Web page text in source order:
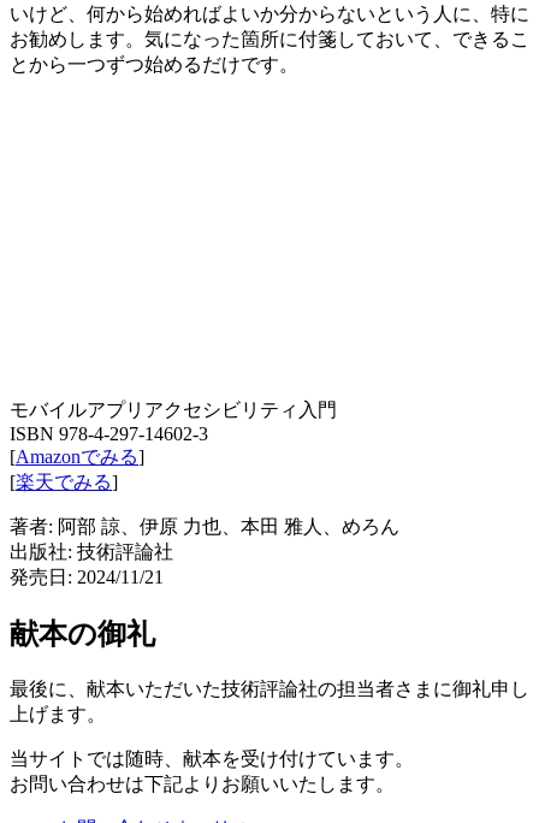
いけど、何から始めればよいか分からないという人に、特に
お勧めします。気になった箇所に付箋しておいて、できるこ
とから一つずつ始めるだけです。
モバイルアプリアクセシビリティ入門
ISBN 978-4-297-14602-3
[Amazonでみる]
[楽天でみる]
著者: 阿部 諒、伊原 力也、本田 雅人、めろん
出版社: 技術評論社
発売日: 2024/11/21
献本の御礼
最後に、献本いただいた技術評論社の担当者さまに御礼申し
上げます。
当サイトでは随時、献本を受け付けています。
お問い合わせは下記よりお願いいたします。